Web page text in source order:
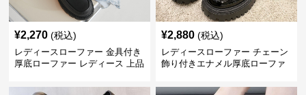
¥2,270 (税込)
レディースローファー 金具付き
厚底ローファー レディース 上品
¥2,880 (税込)
レディースローファー チェーン
飾り付きエナメル厚底ローファ